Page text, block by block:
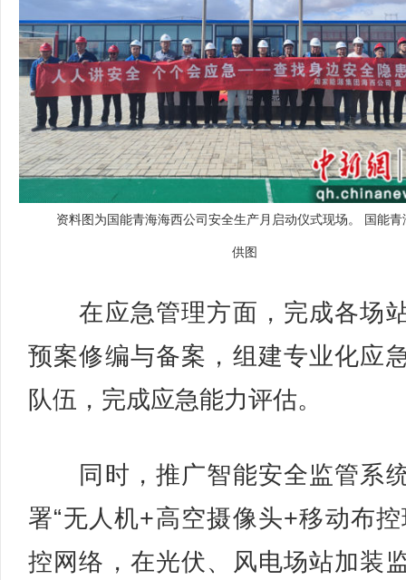
资料图为国能青海海西公司安全生产月启动仪式现场。 国能
供图
在应急管理方面，完成各场
预案修编与备案，组建专业化应
队伍，完成应急能力评估。
同时，推广智能安全监管系
署“无人机+高空摄像头+移动布控
控网络，在光伏、风电场站加装